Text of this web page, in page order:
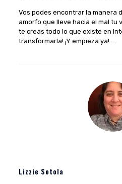
Vos podes encontrar la manera
amorfo que lleve hacia el mal tu
te creas todo lo que existe en
transformarla! ¡Y empieza ya!…
Lizzie Sotola